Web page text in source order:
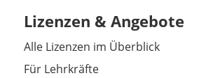
Lizenzen & Angebote
Alle Lizenzen im Überblick
Für Lehrkräfte